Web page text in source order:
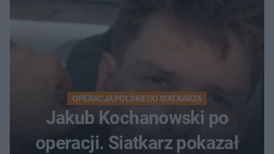
OPERACJA POLSKIEGO SIATKARZA
Jakub Kochanowski po
operacji. Siatkarz pokazał